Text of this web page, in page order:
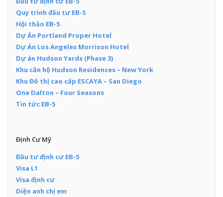
Quy trình đầu tư EB-5
Hội thảo EB-5
Dự Án Portland Proper Hotel
Dự Án Los Angeles Morrison Hotel
Dự án Hudson Yards (Phase 3)
Khu căn hộ Hudson Residences – New York
Khu Đô thị cao cấp ESCAYA – San Diego
One Dalton – Four Seasons
Tin tức EB-5
Định Cư Mỹ
Đầu tư định cư EB-5
Visa L1
Visa định cư
Diện anh chị em